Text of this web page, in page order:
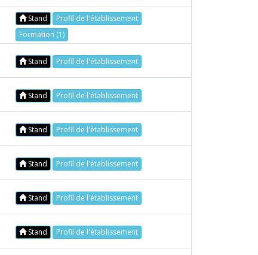
Stand
Profil de l'établissement
Formation (1)
Stand Profil de l'établissement
Stand Profil de l'établissement
Stand Profil de l'établissement
Stand Profil de l'établissement
Stand Profil de l'établissement
Stand Profil de l'établissement